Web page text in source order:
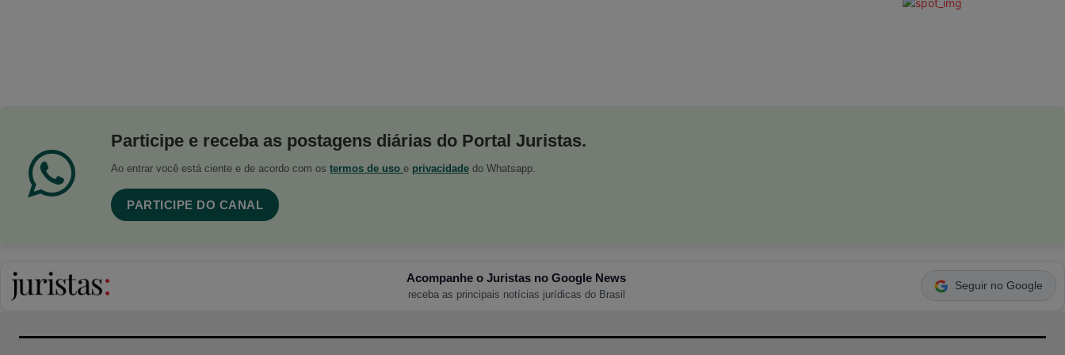
Participe e receba as postagens diárias do Portal Juristas.
Ao entrar você está ciente e de acordo com os termos de uso e privacidade do Whatsapp.
PARTICIPE DO CANAL
Acompanhe o Juristas no Google News
receba as principais notícias jurídicas do Brasil
Seguir no Google